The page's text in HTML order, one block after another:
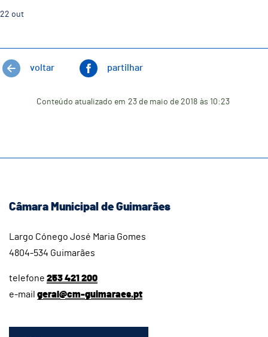
22 out
voltar partilhar
Conteúdo atualizado em 23 de maio de 2018 às 10:23
Câmara Municipal de Guimarães
Largo Cónego José Maria Gomes
4804-534 Guimarães
telefone 253 421 200
e-mail geral@cm-guimaraes.pt